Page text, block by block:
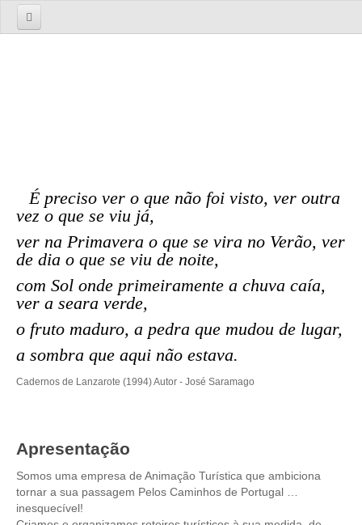
TOURS
Tours 1 Dia
Lisboa
Lisboa Cosmopolita Passado e Presente
Sintra
Sintra dos Encantos
Sintra, Cabo da Roca e Cascais
Óbidos
Fátima
Um dia em Fátima
Fátima, Batalha, Nazaré e Óbidos
É preciso ver o que não foi visto, ver outra
vez o que se viu já,
ver na Primavera o que se vira no Verão, ver
de dia o que se viu de noite,
com Sol onde primeiramente a chuva caía,
ver a seara verde,
o fruto maduro, a pedra que mudou de lugar,
a sombra que aqui não estava.
Cadernos de Lanzarote (1994) Autor - José Saramago
Apresentação
Somos uma empresa de Animação Turística que ambiciona
tornar a sua passagem Pelos Caminhos de Portugal …
inesquecível!